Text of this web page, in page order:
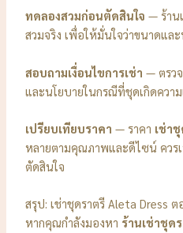
ทดลองสวมก่อนตัดสินใจ — ร้าน
สวมจริง เพื่อให้มั่นใจว่าขนาดแล
สอบถามเงื่อนไขการเช่า — ตรว
และนโยบายในกรณีที่ชุดเกิดความ
เปรียบเทียบราคา — ราคา เช่า
หลายตามคุณภาพและดีไซน์ ควร
ตัดสินใจ
สรุป: เช่าชุดราตรี Aleta Dress
หากคุณกำลังมองหา ร้านเช่าชุด